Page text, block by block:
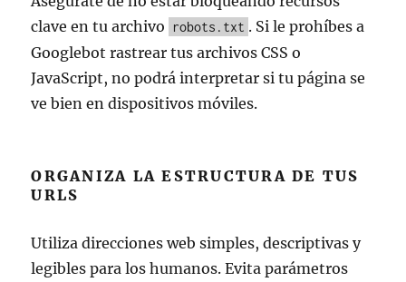
clave en tu archivo
robots.txt . Si le prohíbes a
Googlebot rastrear tus archivos CSS o
JavaScript, no podrá interpretar si tu página se
ve bien en dispositivos móviles.
ORGANIZA LA ESTRUCTURA DE TUS
URLS
Utiliza direcciones web simples, descriptivas y
legibles para los humanos. Evita parámetros